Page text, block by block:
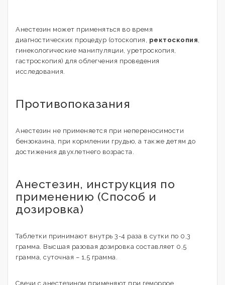
Анестезин может применяться во время
диагностических процедур (отоскопия, ректоскопия
гинекологические манипуляции, уретроскопия,
гастроскопия) для облегчения проведения
исследования.
Противопоказания
Анестезин не применяется при непереносимости
бензокаина, при кормлении грудью, а также детям до
достижения двухлетнего возраста.
Анестезин, инструкция по
применению (Способ и
дозировка)
Таблетки принимают внутрь 3-4 раза в сутки по 0,3
грамма. Высшая разовая дозировка составляет 0,5
грамма, суточная – 1,5 грамма.
Свечи с анестезином применяют при геморрое,